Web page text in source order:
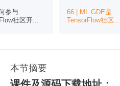
参与
社区开...
66 | ML GDE是
TensorFlow社区...
本节摘要